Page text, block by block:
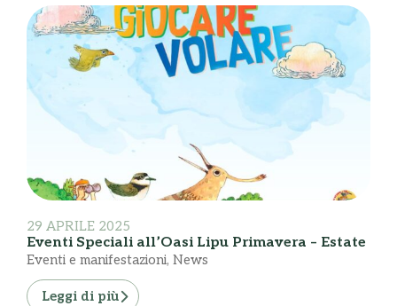
29 APRILE 2025
Eventi Speciali all’Oasi Lipu Primavera – Estate
Eventi e manifestazioni, News
Leggi di più